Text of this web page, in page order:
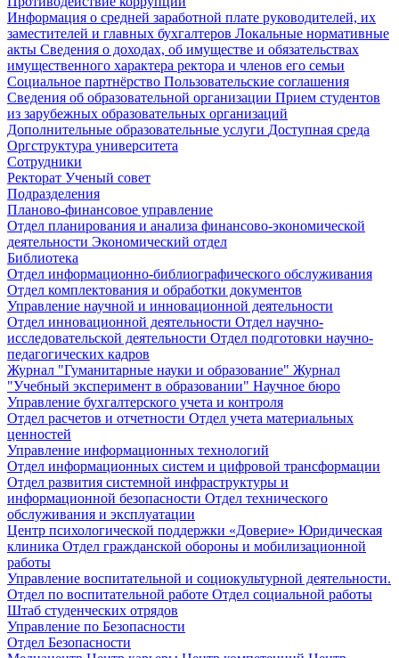
Информация о средней заработной плате руководителей, их
заместителей и главных бухгалтеров Локальные нормативные
акты Сведения о доходах, об имуществе и обязательствах
имущественного характера ректора и членов его семьи
Социальное партнёрство Пользовательские соглашения
Сведения об образовательной организации Прием студентов
из зарубежных образовательных организаций
Дополнительные образовательные услуги Доступная среда
Оргструктура университета
Сотрудники
Ректорат Ученый совет
Подразделения
Планово-финансовое управление
Отдел планирования и анализа финансово-экономической
деятельности Экономический отдел
Библиотека
Отдел информационно-библиографического обслуживания
Отдел комплектования и обработки документов
Управление научной и инновационной деятельности
Отдел инновационной деятельности Отдел научно-
исследовательской деятельности Отдел подготовки научно-
педагогических кадров
Журнал "Гуманитарные науки и образование" Журнал
"Учебный эксперимент в образовании" Научное бюро
Управление бухгалтерского учета и контроля
Отдел расчетов и отчетности Отдел учета материальных
ценностей
Управление информационных технологий
Отдел информационных систем и цифровой трансформации
Отдел развития системной инфраструктуры и
информационной безопасности Отдел технического
обслуживания и эксплуатации
Центр психологической поддержки «Доверие» Юридическая
клиника Отдел гражданской обороны и мобилизационной
работы
Управление воспитательной и социокультурной деятельности.
Отдел по воспитательной работе Отдел социальной работы
Штаб студенческих отрядов
Управление по Безопасности
Отдел Безопасности